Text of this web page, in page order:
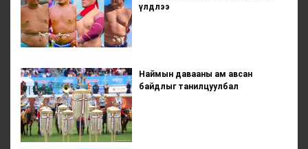
үлдлээ
Наймын давааны ам авсан
байдлыг танилцуулбал